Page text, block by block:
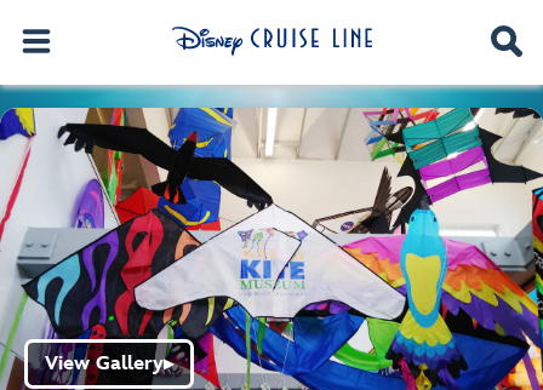
View Gallery▶